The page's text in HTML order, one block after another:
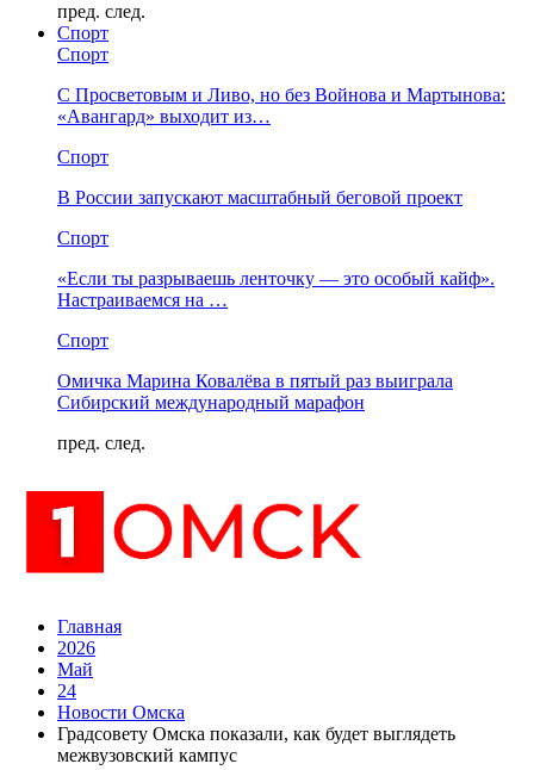
пред. след.
Спорт
Спорт
С Просветовым и Ливо, но без Войнова и Мартынова:
«Авангард» выходит из…
Спорт
В России запускают масштабный беговой проект
Спорт
«Если ты разрываешь ленточку — это особый кайф».
Настраиваемся на …
Спорт
Омичка Марина Ковалёва в пятый раз выиграла
Сибирский международный марафон
пред. след.
Главная
2026
Май
24
Новости Омска
Градсовету Омска показали, как будет выглядеть
межвузовский кампус